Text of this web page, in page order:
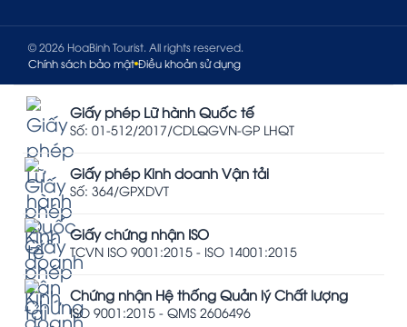
© 2026 HoaBinh Tourist. All rights reserved.
Chính sách bảo mật Điều khoản sử dụng
Giấy phép Lữ hành Quốc tế
Số: 01-512/2017/CDLQGVN-GP LHQT
Giấy phép Kinh doanh Vận tải
Số: 364/GPXDVT
Giấy chứng nhận ISO
TCVN ISO 9001:2015 - ISO 14001:2015
Chứng nhận Hệ thống Quản lý Chất lượng
ISO 9001:2015 - QMS 2606496